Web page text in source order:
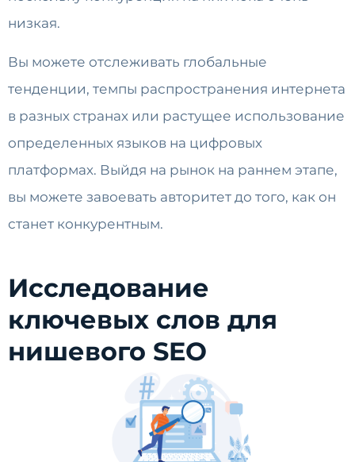
низкая.
Вы можете отслеживать глобальные
тенденции, темпы распространения интернета
в разных странах или растущее использование
определенных языков на цифровых
платформах. Выйдя на рынок на раннем этапе,
вы можете завоевать авторитет до того, как он
станет конкурентным.
Исследование
ключевых слов для
нишевого SEO